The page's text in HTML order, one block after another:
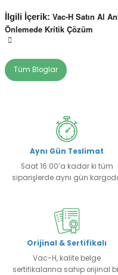
İlgili İçerik: Vac-H Satın Al
Önlemede Kritik Çözüm
Tüm Bloglar
Aynı Gün Teslimat
Saat 16:00’a kadar ki tüm
siparişlerde aynı gün
Orijinal & Sertifikalı
Vac-H, kalite belge
sertifikalarına sahip orijinal